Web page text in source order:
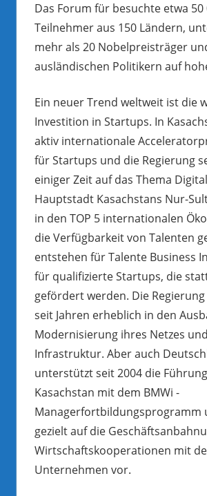
Das Forum für besuchte etwa 50
Teilnehmer aus 150 Ländern,
mehr als 20 Nobelpreisträger
ausländischen Politikern auf
Ein neuer Trend weltweit ist die
Investition in Startups. In
aktiv internationale
für Startups und die Regierung
einiger Zeit auf das Thema
Hauptstadt Kasachstans Nur-
in den TOP 5 internationalen
die Verfügbarkeit von Talenten
entstehen für Talente Business
für qualifizierte Startups, die
gefördert werden. Die
seit Jahren erheblich in den
Modernisierung ihres Netzes
Infrastruktur. Aber auch
unterstützt seit 2004 die
Kasachstan mit dem BMWi -
Managerfortbildungsprogramm
gezielt auf die
Wirtschaftskooperationen mit
Unternehmen vor.